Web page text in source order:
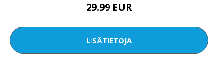
29.99 EUR
LISÄTIETOJA